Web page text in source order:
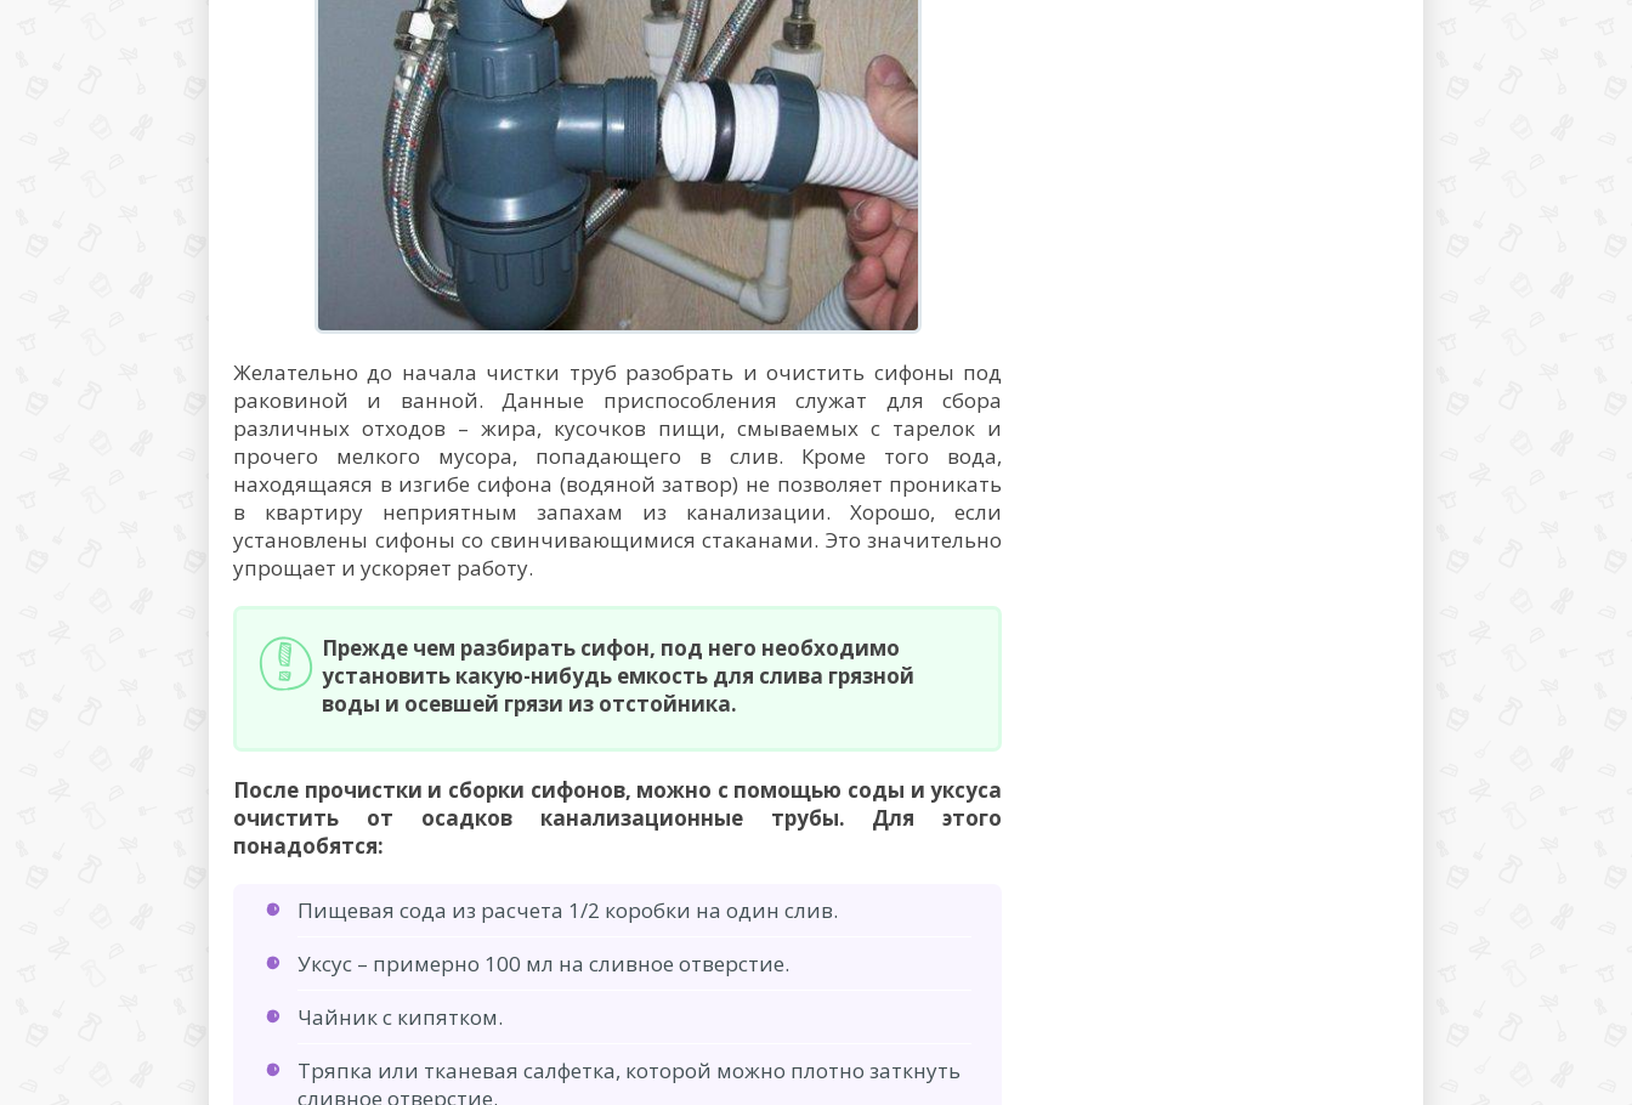
Желательно до начала чистки труб разобрать и очистить сифоны под
раковиной и ванной. Данные приспособления служат для сбора
различных отходов – жира, кусочков пищи, смываемых с тарелок и
прочего мелкого мусора, попадающего в слив. Кроме того вода,
находящаяся в изгибе сифона (водяной затвор) не позволяет проникать
в квартиру неприятным запахам из канализации. Хорошо, если
установлены сифоны со свинчивающимися стаканами. Это значительно
упрощает и ускоряет работу.
Прежде чем разбирать сифон, под него необходимо
установить какую-нибудь емкость для слива грязной
воды и осевшей грязи из отстойника.
После прочистки и сборки сифонов, можно с помощью соды и уксуса
очистить от осадков канализационные трубы. Для этого
понадобятся:
Пищевая сода из расчета 1/2 коробки на один слив.
Уксус – примерно 100 мл на сливное отверстие.
Чайник с кипятком.
Тряпка или тканевая салфетка, которой можно плотно заткнуть
сливное отверстие.